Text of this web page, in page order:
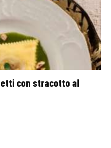
con stracotto al